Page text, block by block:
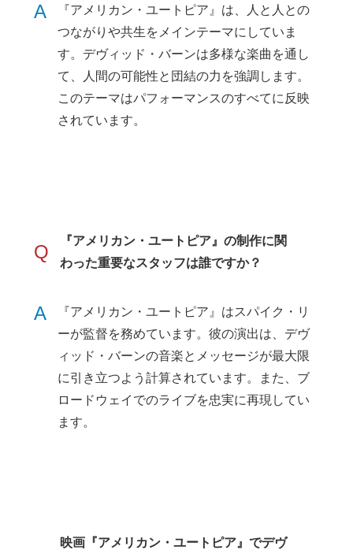
A
『アメリカン・ユートピア』は、人と人との
つながりや共生をメインテーマにしていま
す。デヴィッド・バーンは多様な楽曲を通し
て、人間の可能性と団結の力を強調します。
このテーマはパフォーマンスのすべてに反映
されています。
Q
『アメリカン・ユートピア』の制作に関
わった重要なスタッフは誰ですか？
A
『アメリカン・ユートピア』はスパイク・リ
ーが監督を務めています。彼の演出は、デヴ
ィッド・バーンの音楽とメッセージが最大限
に引き立つよう計算されています。また、ブ
ロードウェイでのライブを忠実に再現してい
ます。
映画『アメリカン・ユートピア』でデヴ